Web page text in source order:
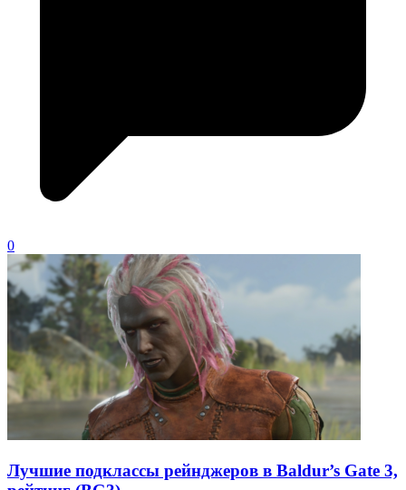
0
Лучшие подклассы рейнджеров в Baldur’s Gate 3,